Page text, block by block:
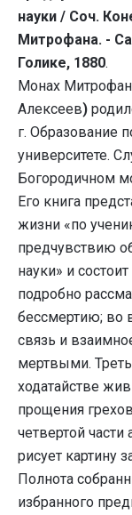
науки / Соч.
Митрофана. -
Голике, 1880.
Монах
Алексеев)
г. Образование
университете.
Богородичном
Его книга
жизни «по
предчувствию
науки» и
подробно
бессмертию; во
связь и
мертвыми.
ходатайстве
прощения
четвертой
рисует картину
Полнота
избранного